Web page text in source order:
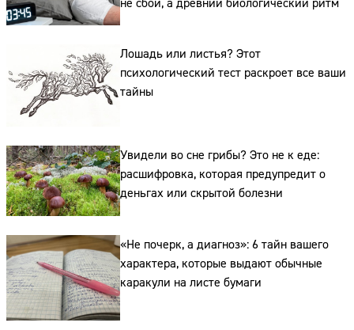
Лошадь или листья? Этот
психологический тест раскроет все ваши
тайны
Увидели во сне грибы? Это не к еде:
расшифровка, которая предупредит о
деньгах или скрытой болезни
«Не почерк, а диагноз»: 6 тайн вашего
характера, которые выдают обычные
каракули на листе бумаги
Адрес:
Телефон: